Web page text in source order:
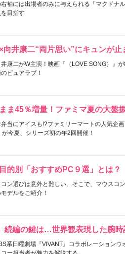
袖には出場者のみに与えられる「マクドナ
目指す
向井康二“両片思い”にキュンが止
康二がW主演！映画『（LOVE SONG）』
ピュアラブ！
ま45％増量！ファミマ夏の大盤
当にアイスも!?ファミリーマートの人気企
今夏、シリーズ初の年2回開催！
的別「おすすめPC９選」とは？
ン選びは意外と難しい。そこで、マウスコ
デルをご紹介！
続編の鍵は…世界観表現した腕時
系日曜劇場『VIVANT』コラボレーション